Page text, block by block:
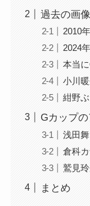
過去の画
2010
2024
本当
小川
紺野
Gカップ
浅田舞
倉科
鷲見
まとめ